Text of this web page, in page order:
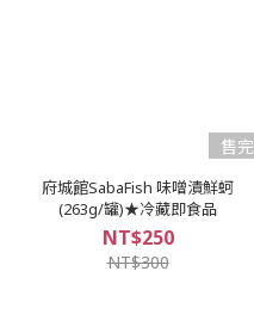
售完
府城館SabaFish 味噌漬鮮蚵
(263g/罐)★冷藏即食品
NT$250
NT$300